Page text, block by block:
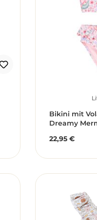
Bikini mit
Dreamy
Regulärer
22,95 €